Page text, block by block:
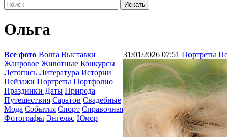
Ольга
Все фото Волга Выставки
Жанровое Животные Конкурсы
Летопись Литература Истории
Пейзажи Портреты Портфолио
Праздники Даты Природа
Путешествия Саратов Свадебные
Мода События Спорт Справочная
Фотографы Энгельс Юмор
31/01/2026 07:51 Портреты